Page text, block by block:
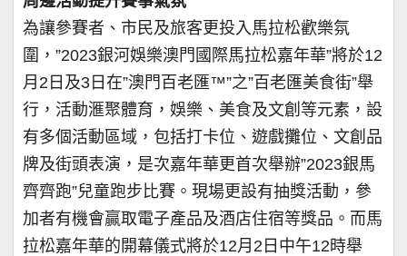
為讓參賽者、市民及旅客更投入馬拉松歡樂氛
圍，”2023銀河娛樂澳門國際馬拉松嘉年華”將於12
月2日及3日在”澳門百老匯™”之”百老匯美食街”舉
行，活動滙聚體育，娛樂、美食及文創等元素，設
有多個活動區域，包括打卡位、遊戲攤位、文創品
牌及街頭表演，是次嘉年華更首次舉辦”2023銀馬
齊齊跑”兒童跑步比賽。現場更設有抽獎活動，參
加者有機會贏取電子產品及酒店住宿等獎品。而馬
拉松嘉年華的開幕儀式將於12月2日中午12時舉